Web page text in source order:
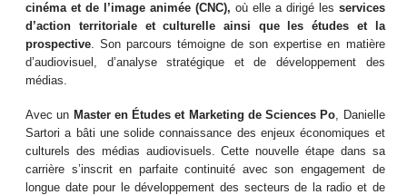
cinéma et de l’image animée (CNC), où elle a dirigé les services
d’action territoriale et culturelle ainsi que les études et la
prospective. Son parcours témoigne de son expertise en matière
d’audiovisuel, d’analyse stratégique et de développement des
médias.
Avec un Master en Études et Marketing de Sciences Po, Danielle
Sartori a bâti une solide connaissance des enjeux économiques et
culturels des médias audiovisuels. Cette nouvelle étape dans sa
carrière s’inscrit en parfaite continuité avec son engagement de
longue date pour le développement des secteurs de la radio et de